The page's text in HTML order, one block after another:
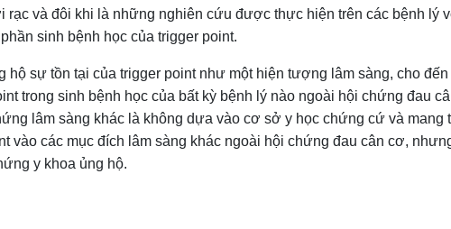
rạc và đôi khi là những nghiên cứu được thực hiện trên các bệnh lý
sinh bệnh học của trigger point.
sự tồn tại của trigger point như một hiện tượng lâm sàng, cho
trong sinh bệnh học của bất kỳ bệnh lý nào ngoài hội chứng đau
lâm sàng khác là không dựa vào cơ sở y học chứng cứ và
vào các mục đích lâm sàng khác ngoài hội chứng đau cân cơ,
y khoa ủng hộ.